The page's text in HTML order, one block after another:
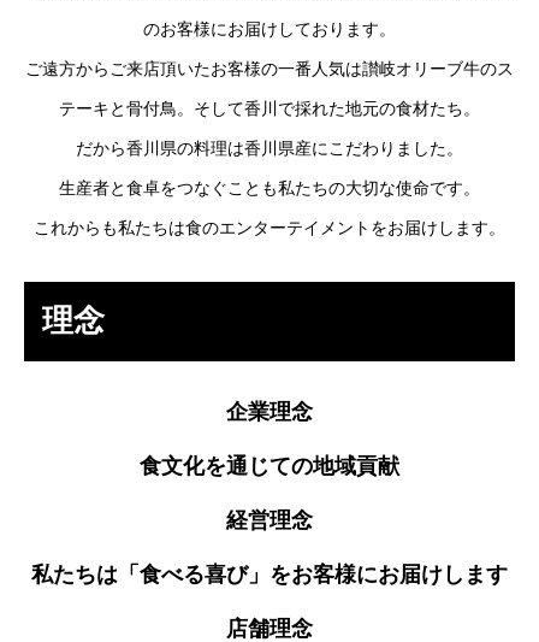
のお客様にお届けしております。
ご遠方からご来店頂いたお客様の一番人気は讃岐オリーブ牛のス
テーキと骨付鳥。そして香川で採れた地元の食材たち。
だから香川県の料理は香川県産にこだわりました。
生産者と食卓をつなぐことも私たちの大切な使命です。
これからも私たちは食のエンターテイメントをお届けします。
理念
企業理念
食文化を通じての地域貢献
経営理念
私たちは「食べる喜び」をお客様にお届けします
店舗理念